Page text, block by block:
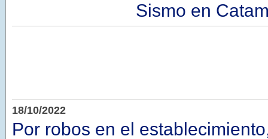
Sismo en
18/10/2022
Por robos en el